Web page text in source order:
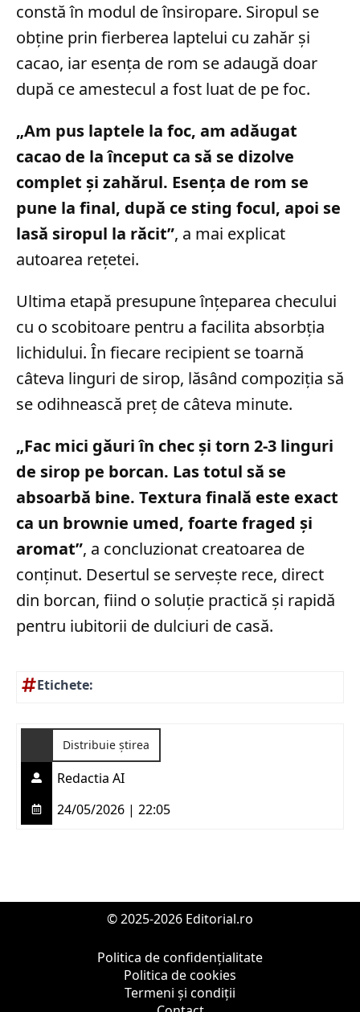
constă în modul de însiropare. Siropul se
obține prin fierberea laptelui cu zahăr și
cacao, iar esența de rom se adaugă doar
după ce amestecul a fost luat de pe foc.
„Am pus laptele la foc, am adăugat
cacao de la început ca să se dizolve
complet și zahărul. Esența de rom se
pune la final, după ce sting focul, apoi se
lasă siropul la răcit”, a mai explicat
autoarea rețetei.
Ultima etapă presupune înțeparea checului
cu o scobitoare pentru a facilita absorbția
lichidului. În fiecare recipient se toarnă
câteva linguri de sirop, lăsând compoziția să
se odihnească preț de câteva minute.
„Fac mici găuri în chec și torn 2-3 linguri
de sirop pe borcan. Las totul să se
absoarbă bine. Textura finală este exact
ca un brownie umed, foarte fraged și
aromat”, a concluzionat creatoarea de
conținut. Desertul se servește rece, direct
din borcan, fiind o soluție practică și rapidă
pentru iubitorii de dulciuri de casă.
Etichete:
Distribuie știrea
Redactia AI
24/05/2026 | 22:05
© 2025-2026 Editorial.ro
Politica de confidențialitate
Politica de cookies
Termeni și condiții